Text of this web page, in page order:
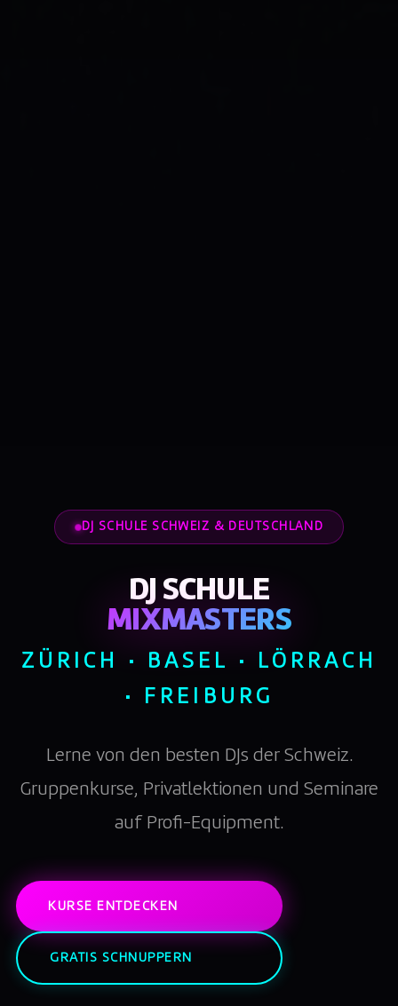
DJ SCHULE SCHWEIZ & DEUTSCHLAND
DJ SCHULE
MIXMASTERS
ZÜRICH · BASEL · LÖRRACH
· FREIBURG
Lerne von den besten DJs der Schweiz.
Gruppenkurse, Privatlektionen und Seminare
auf Profi-Equipment.
KURSE ENTDECKEN
GRATIS SCHNUPPERN